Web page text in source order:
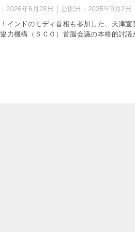
2026年6月28日 公開日： 2025年9月2日
インドのモディ首相も参加した、天津
力機構（ＳＣＯ）首脳会議の本格的討